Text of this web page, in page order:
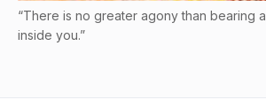
“There is no greater agony than bearing
inside you.”